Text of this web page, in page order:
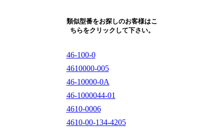
類似型番をお探しのお客様はこ
ちらをクリックして下さい。
46-100-0
4610000-005
46-10000-0A
46-1000044-01
4610-0006
4610-00-134-4205